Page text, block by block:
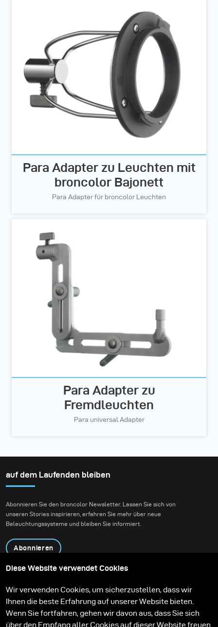
Para Adapter zu Leuchten mit
broncolor Bajonett
Para Adapter für broncolor Leuchten
Para Adapter zu
Fremdleuchten
Para universal Adapter
auf dem Laufenden bleiben
Abonnieren Sie den broncolor Newsletter. Lassen Sie sich von
unseren Stories inspirieren, erfahren Sie mehr über neue
Beleuchtungssysteme und bleiben Sie informiert.
Abonnieren
Kontakt
Technologien
Contribute to our blog
Lernen
Support
Karriere
Media Center
Diese Website verwendet Cookies
Wir verwenden Cookies, um sicherzustellen, dass wir
Ihnen die beste Erfahrung auf unserer Website bieten.
Wenn Sie fortfahren, gehen wir davon aus, dass Sie sich
über den Empfang aller Cookies auf dieser Website freuen.